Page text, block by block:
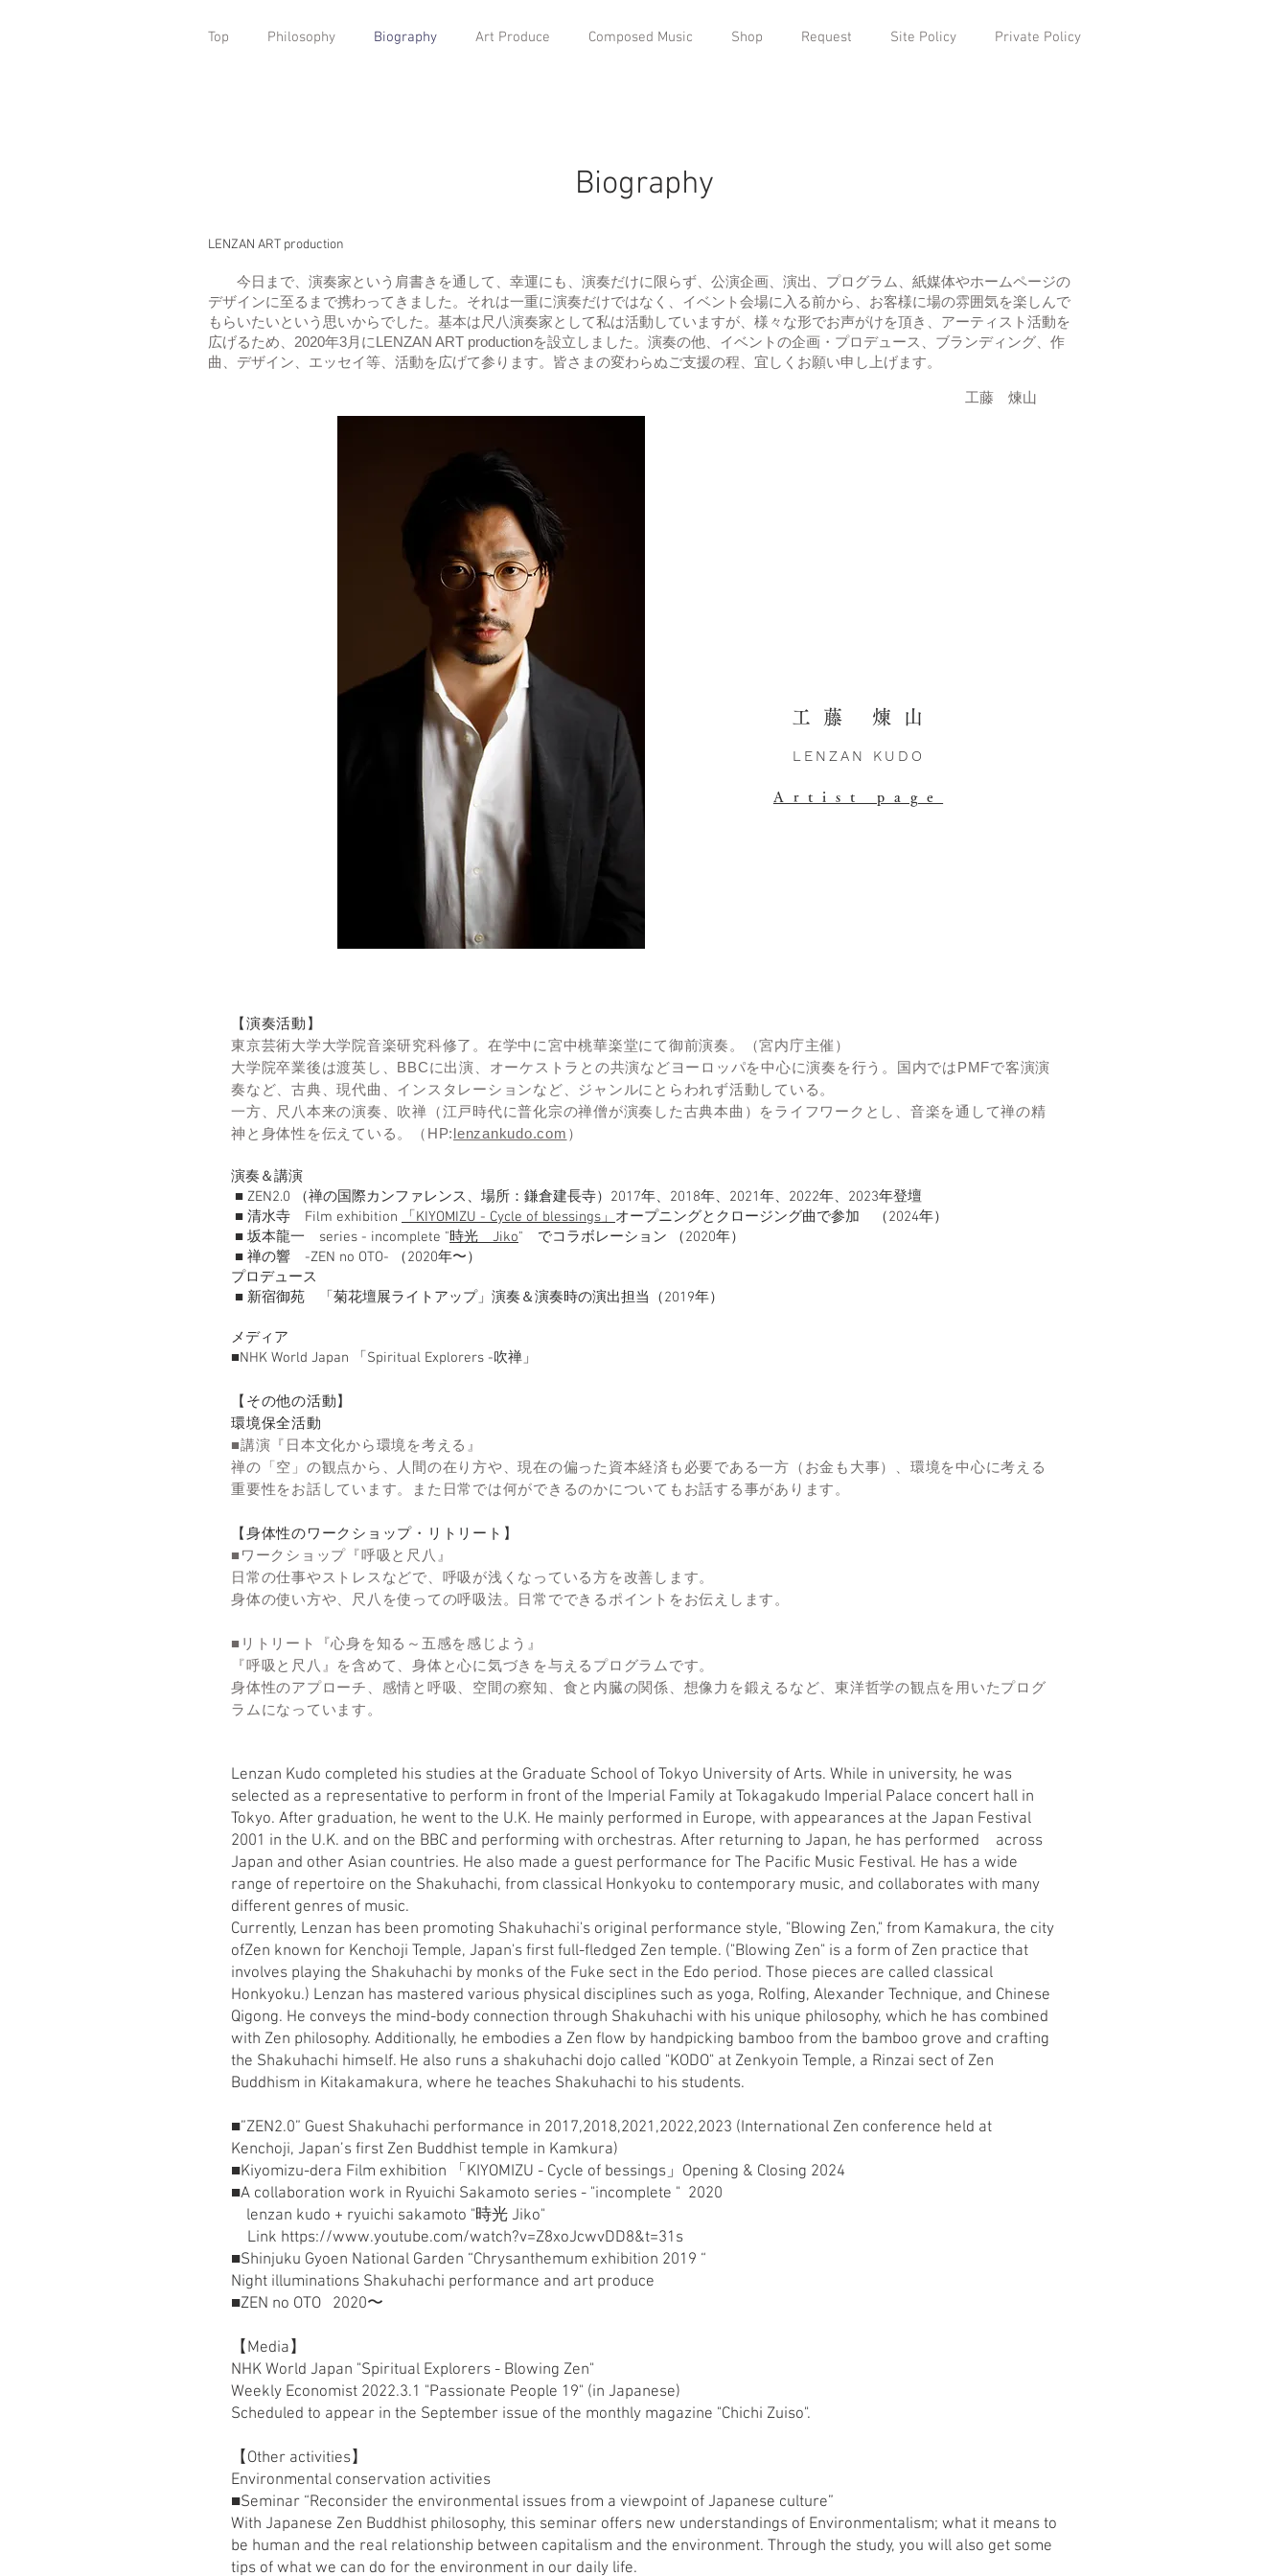
Top Philosophy Biography Art Produce Composed Music Shop Request Site Policy Private Policy
Biography
LENZAN ART production
今日まで、演奏家という肩書きを通して、幸運にも、演奏だけに限らず、公演企画、演出、プログラム、紙媒体やホームページの
デザインに至るまで携わってきました。それは一重に演奏だけではなく、イベント会場に入る前から、お客様に場の雰囲気を楽しんで
もらいたいという思いからでした。基本は尺八演奏家として私は活動していますが、様々な形でお声がけを頂き、アーティスト活動を
広げるため、2020年3月にLENZAN ART productionを設立しました。演奏の他、イベントの企画・プロデュース、ブランディング、作
曲、デザイン、エッセイ等、活動を広げて参ります。皆さまの変わらぬご支援の程、宜しくお願い申し上げます。
工藤 煉山
工藤 煉山​
LENZAN KUDO
Artist page
【演奏活動】
東京芸術大学大学院音楽研究科修了。在学中に宮中桃華楽堂にて御前演奏。（宮内庁主催）
大学院卒業後は渡英し、BBCに出演、オーケストラとの共演などヨーロッパを中心に演奏を行う。国内ではPMFで客演演
奏など、古典、現代曲、インスタレーションなど、ジャンルにとらわれず活動している。
一方、尺八本来の演奏、吹禅（江戸時代に普化宗の禅僧が演奏した古典本曲）をライフワークとし、音楽を通して禅の精
神と身体性を伝えている。（HP:lenzankudo.com ）
演奏＆講演
■ ZEN2.0 （禅の国際カンファレンス、場所：鎌倉建長寺）2017年、2018年、2021年、2022年、2023年登壇
■ 清水寺 Film exhibition
「KIYOMIZU - Cycle of blessings」 オープニングとクロージング曲で参加 （2024年）
■ 坂本龍一 series - incomplete "時光 Jiko" でコラボレーション （2020年）
■ 禅の響 -ZEN no OTO- （2020年〜）
プロデュース
■ 新宿御苑 「菊花壇展ライトアップ」演奏＆演奏時の演出担当（2019年）
メディア
■NHK World Japan 「Spiritual Explorers -吹禅」
【その他の活動】
環境保全活動
■講演『日本文化から環境を考える』
禅の「空」の観点から、人間の在り方や、現在の偏った資本経済も必要である一方（お金も大事）、環境を中心に考える
重要性をお話しています。また日常では何ができるのかについてもお話する事があります。
【身体性のワークショップ・リトリート】
■ワークショップ『呼吸と尺八』
日常の仕事やストレスなどで、呼吸が浅くなっている方を改善します。
身体の使い方や、尺八を使っての呼吸法。日常でできるポイントをお伝えします。
■リトリート『心身を知る～五感を感じよう』
『呼吸と尺八』を含めて、身体と心に気づきを与えるプログラムです。
身体性のアプローチ、感情と呼吸、空間の察知、食と内臓の関係、想像力を鍛えるなど、東洋哲学の観点を用いたプログ
ラムになっています。
Lenzan Kudo completed his studies at the Graduate School of Tokyo University of Arts. While in university, he was
selected as a representative to perform in front of the Imperial Family at Tokagakudo Imperial Palace concert hall in
Tokyo. After graduation, he went to the U.K. He mainly performed in Europe, with appearances at the Japan Festival
2001 in the U.K. and on the BBC and performing with orchestras. After returning to Japan, he has performed across
Japan and other Asian countries. He also made a guest performance for The Pacific Music Festival. He has a wide
range of repertoire on the Shakuhachi, from classical Honkyoku to contemporary music, and collaborates with many
different genres of music.
Currently, Lenzan has been promoting Shakuhachi's original performance style, "Blowing Zen," from Kamakura, the city
ofZen known for Kenchoji Temple, Japan's first full-fledged Zen temple. ("Blowing Zen" is a form of Zen practice that
involves playing the Shakuhachi by monks of the Fuke sect in the Edo period. Those pieces are called classical
Honkyoku.) Lenzan has mastered various physical disciplines such as yoga, Rolfing, Alexander Technique, and Chinese
Qigong. He conveys the mind-body connection through Shakuhachi with his unique philosophy, which he has combined
with Zen philosophy. Additionally, he embodies a Zen flow by handpicking bamboo from the bamboo grove and crafting
the Shakuhachi himself. He also runs a shakuhachi dojo called "KODO" at Zenkyoin Temple, a Rinzai sect of Zen
Buddhism in Kitakamakura, where he teaches Shakuhachi to his students.
■”ZEN2.0” Guest Shakuhachi performance in 2017,2018,2021,2022,2023 (International Zen conference held at
Kenchoji, Japan’s first Zen Buddhist temple in Kamkura)
■Kiyomizu-dera Film exhibition 「KIYOMIZU - Cycle of bessings」Opening & Closing 2024
■A collaboration work in Ryuichi Sakamoto series - "incomplete " 2020
lenzan kudo + ryuichi sakamoto "時光 Jiko"
Link https://www.youtube.com/watch?v=Z8xoJcwvDD8&t=31s
■Shinjuku Gyoen National Garden “Chrysanthemum exhibition 2019 “
Night illuminations Shakuhachi performance and art produce
■ZEN no OTO 2020〜
【Media】
NHK World Japan "Spiritual Explorers - Blowing Zen"
Weekly Economist 2022.3.1 "Passionate People 19" (in Japanese)
Scheduled to appear in the September issue of the monthly magazine "Chichi Zuiso".
【Other activities】
Environmental conservation activities
■Seminar “Reconsider the environmental issues from a viewpoint of Japanese culture”
With Japanese Zen Buddhist philosophy, this seminar offers new understandings of Environmentalism; what it means to
be human and the real relationship between capitalism and the environment. Through the study, you will also get some
tips of what we can do for the environment in our daily life.